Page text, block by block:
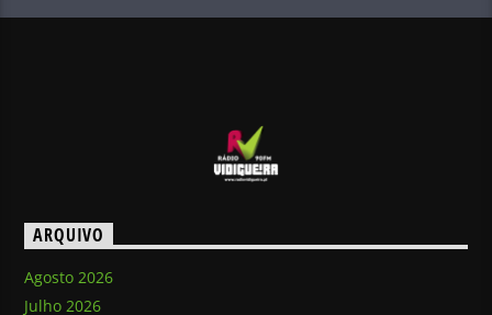
ARQUIVO
Agosto 2026
Julho 2026